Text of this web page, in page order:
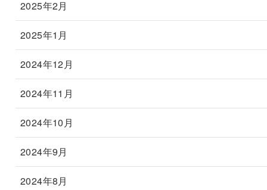
2025年2月
2025年1月
2024年12月
2024年11月
2024年10月
2024年9月
2024年8月